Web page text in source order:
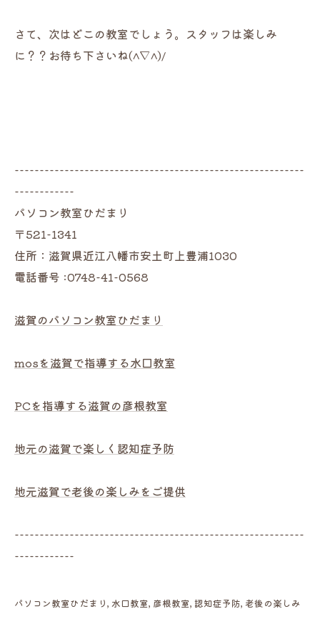
さて、次はどこの教室でしょう。スタッフは楽しみ
に？？お待ち下さいね(^▽^)/
----------------------------------------------------------
------------
パソコン教室ひだまり
〒521-1341
住所：滋賀県近江八幡市安土町上豊浦1030
電話番号 :0748-41-0568
滋賀のパソコン教室ひだまり
mosを滋賀で指導する水口教室
PCを指導する滋賀の彦根教室
地元の滋賀で楽しく認知症予防
地元滋賀で老後の楽しみをご提供
----------------------------------------------------------
------------
パソコン教室ひだまり 水口教室 彦根教室 認知症予防 老後の楽しみ